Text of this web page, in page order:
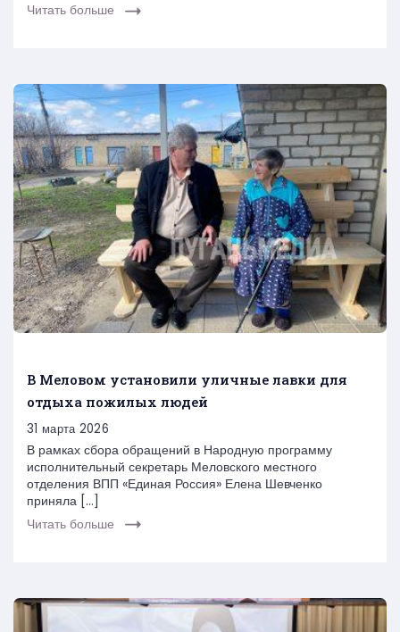
Читать больше
В Меловом установили уличные лавки для
отдыха пожилых людей
31 марта 2026
В рамках сбора обращений в Народную программу
исполнительный секретарь Меловского местного
отделения ВПП «Единая Россия» Елена Шевченко
приняла […]
Читать больше